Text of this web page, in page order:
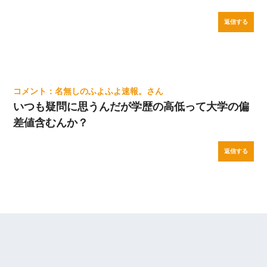
返信する
名無しのふよふよ速報。
いつも疑問に思うんだが学歴の高低って大学の偏
差値含むんか？
返信する